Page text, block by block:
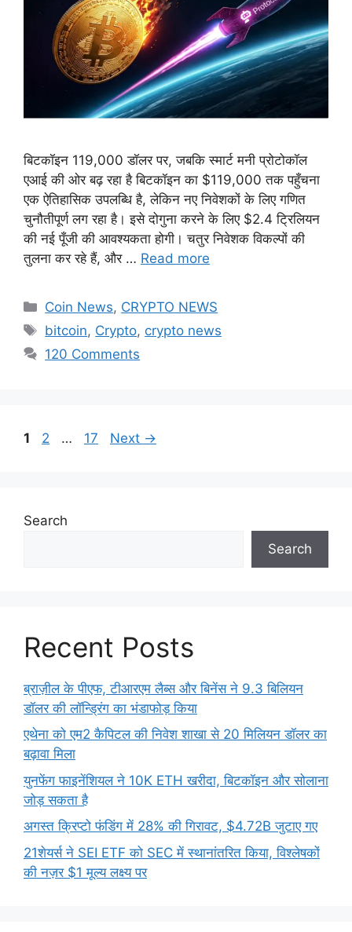
बिटकॉइन 119,000 डॉलर पर, जबकि स्मार्ट मनी प्रोटोकॉल
एआई की ओर बढ़ रहा है बिटकॉइन का $119,000 तक पहुँचना
एक ऐतिहासिक उपलब्धि है, लेकिन नए निवेशकों के लिए गणित
चुनौतीपूर्ण लग रहा है। इसे दोगुना करने के लिए $2.4 ट्रिलियन
की नई पूँजी की आवश्यकता होगी। चतुर निवेशक विकल्पों की
तुलना कर रहे हैं, और … Read more
Categories
Coin News, CRYPTO NEWS
Tags
bitcoin, Crypto, crypto news
120 Comments
Page
1 Page
2 … Page
17 Next →
Search
Search
Recent Posts
ब्राज़ील के पीएफ, टीआरएम लैब्स और बिनेंस ने 9.3 बिलियन
डॉलर की लॉन्ड्रिंग का भंडाफोड़ किया
एथेना को एम2 कैपिटल की निवेश शाखा से 20 मिलियन डॉलर का
बढ़ावा मिला
युनफेंग फाइनेंशियल ने 10K ETH खरीदा, बिटकॉइन और सोलाना
जोड़ सकता है
अगस्त क्रिप्टो फंडिंग में 28% की गिरावट, $4.72B जुटाए गए
21शेयर्स ने SEI ETF को SEC में स्थानांतरित किया, विश्लेषकों
की नज़र $1 मूल्य लक्ष्य पर